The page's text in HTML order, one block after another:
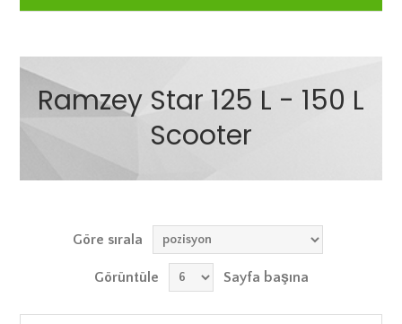
Ramzey Star 125 L - 150 L
Scooter
Göre sırala
Görüntüle Sayfa başına